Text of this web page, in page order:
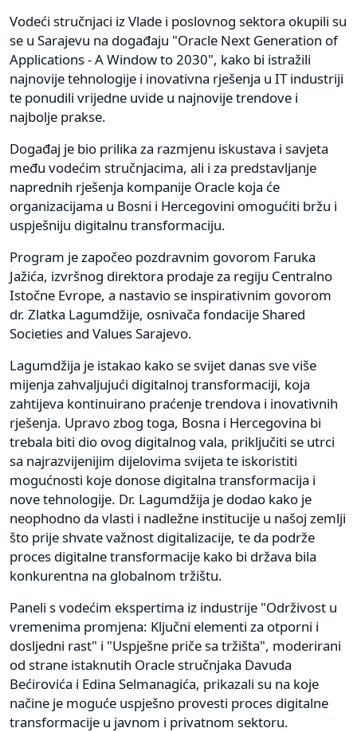
Vodeći stručnjaci iz Vlade i poslovnog sektora okupili su
se u Sarajevu na događaju "Oracle Next Generation of
Applications - A Window to 2030", kako bi istražili
najnovije tehnologije i inovativna rješenja u IT industriji
te ponudili vrijedne uvide u najnovije trendove i
najbolje prakse.
Događaj je bio prilika za razmjenu iskustava i savjeta
među vodećim stručnjacima, ali i za predstavljanje
naprednih rješenja kompanije Oracle koja će
organizacijama u Bosni i Hercegovini omogućiti bržu i
uspješniju digitalnu transformaciju.
Program je započeo pozdravnim govorom Faruka
Jažića, izvršnog direktora prodaje za regiju Centralno
Istočne Evrope, a nastavio se inspirativnim govorom
dr. Zlatka Lagumdžije, osnivača fondacije Shared
Societies and Values Sarajevo.
Lagumdžija je istakao kako se svijet danas sve više
mijenja zahvaljujući digitalnoj transformaciji, koja
zahtijeva kontinuirano praćenje trendova i inovativnih
rješenja. Upravo zbog toga, Bosna i Hercegovina bi
trebala biti dio ovog digitalnog vala, priključiti se utrci
sa najrazvijenijim dijelovima svijeta te iskoristiti
mogućnosti koje donose digitalna transformacija i
nove tehnologije. Dr. Lagumdžija je dodao kako je
neophodno da vlasti i nadležne institucije u našoj zemlji
što prije shvate važnost digitalizacije, te da podrže
proces digitalne transformacije kako bi država bila
konkurentna na globalnom tržištu.
Paneli s vodećim ekspertima iz industrije "Održivost u
vremenima promjena: Ključni elementi za otporni i
dosljedni rast" i "Uspješne priče sa tržišta", moderirani
od strane istaknutih Oracle stručnjaka Davuda
Bećirovića i Edina Selmanagića, prikazali su na koje
načine je moguće uspješno provesti proces digitalne
transformacije u javnom i privatnom sektoru.